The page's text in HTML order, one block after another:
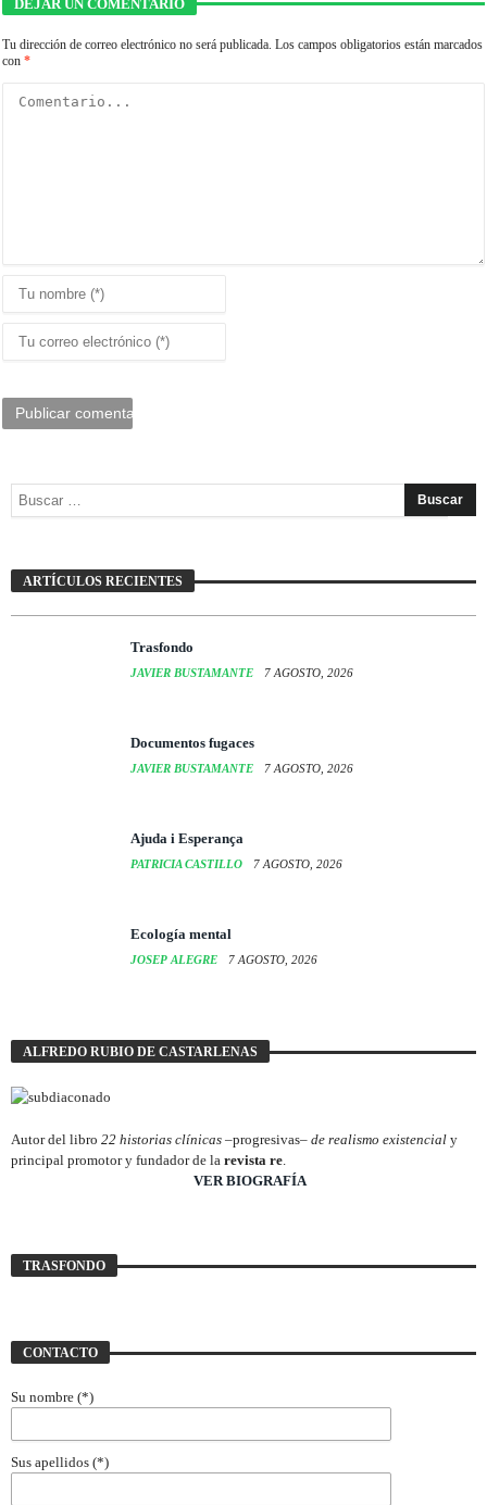
DEJAR UN COMENTARIO
Tu dirección de correo electrónico no será publicada. Los campos obligatorios están marcados
con*
ARTÍCULOS RECIENTES
JAVIER BUSTAMANTE 7 AGOSTO, 2026
Trasfondo
JAVIER BUSTAMANTE 7 AGOSTO, 2026
Documentos fugaces
JAVIER BUSTAMANTE 7 AGOSTO, 2026
Ajuda i Esperança
PATRICIA CASTILLO 7 AGOSTO, 2026
Ecología mental
JOSEP ALEGRE 7 AGOSTO, 2026
ALFREDO RUBIO DE CASTARLENAS
Autor del libro 22 historias clínicas –progresivas– de realismo existencial y
principal promotor y fundador de la revista re.
VER BIOGRAFÍA
TRASFONDO
CONTACTO
Su nombre (*)
Sus apellidos (*)